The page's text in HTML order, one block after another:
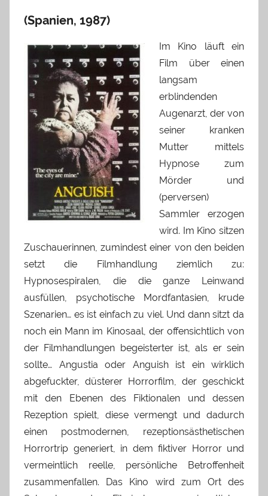
(Spanien, 1987)
Im Kino läuft ein
Film über einen
langsam
erblindenden
Augenarzt, der von
seiner kranken
Mutter mittels
Hypnose zum
Mörder und
(perversen)
Sammler erzogen
wird. Im Kino sitzen
Zuschauerinnen, zumindest einer von den beiden
setzt die Filmhandlung ziemlich zu:
Hypnosespiralen, die die ganze Leinwand
ausfüllen, psychotische Mordfantasien, krude
Szenarien… es ist einfach zu viel. Und dann sitzt da
noch ein Mann im Kinosaal, der offensichtlich von
der Filmhandlungen begeisterter ist, als er sein
sollte… Angustia oder Anguish ist ein wirklich
abgefuckter, düsterer Horrorfilm, der geschickt
mit den Ebenen des Fiktionalen und dessen
Rezeption spielt, diese vermengt und dadurch
einen postmodernen, rezeptionsästhetischen
Horrortrip generiert, in dem fiktiver Horror und
vermeintlich reelle, persönliche Betroffenheit
zusammenfallen. Das Kino wird zum Ort des